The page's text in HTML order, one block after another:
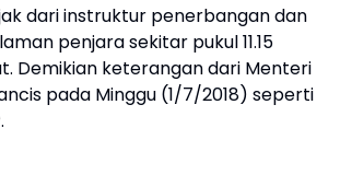
dari instruktur penerbangan dan
penjara sekitar pukul 11.15
Demikian keterangan dari Menteri
pada Minggu (1/7/2018) seperti